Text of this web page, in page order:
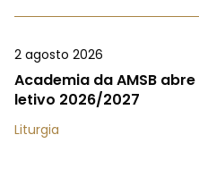
2 agosto 2026
Academia da AMSB
letivo 2026/2027
Liturgia